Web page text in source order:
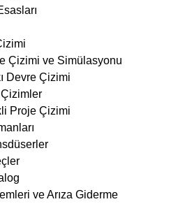
Çizimi ve Simülasyonu
Devre Çizimi
Proje Çizimi
ve Arıza Giderme